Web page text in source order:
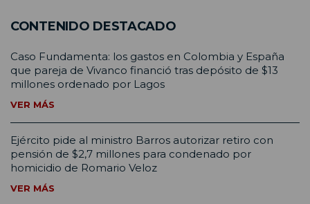
CONTENIDO DESTACADO
Caso Fundamenta: los gastos en Colombia y España
que pareja de Vivanco financió tras depósito de $13
millones ordenado por Lagos
VER MÁS
Ejército pide al ministro Barros autorizar retiro con
pensión de $2,7 millones para condenado por
homicidio de Romario Veloz
VER MÁS